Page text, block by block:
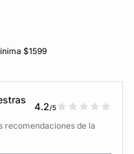
$1599
4.2/5
recomendaciones de la